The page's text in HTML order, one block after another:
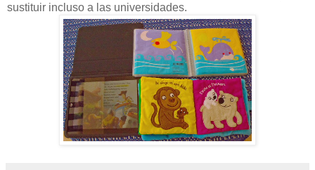
sustituir incluso a las universidades.